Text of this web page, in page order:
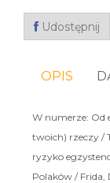
Udostępnij
OPIS
W numerze: Od
twoich) rzeczy /
ryzyko
Polaków /